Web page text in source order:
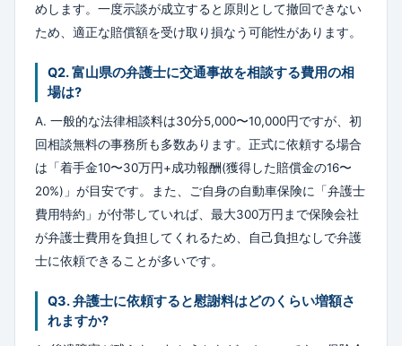
めします。一度示談が成立すると原則として撤回できない
ため、適正な賠償額を受け取り損なう可能性があります。
Q2. 富山県の弁護士に交通事故を相談する費用の相
場は?
A. 一般的な法律相談料は30分5,000〜10,000円ですが、初
回相談無料の事務所も多数あります。正式に依頼する場合
は「着手金10〜30万円+成功報酬(獲得した賠償金の16〜
20%)」が目安です。また、ご自身の自動車保険に「弁護士
費用特約」が付帯していれば、最大300万円まで保険会社
が弁護士費用を負担してくれるため、自己負担なしで弁護
士に依頼できることが多いです。
Q3. 弁護士に依頼すると慰謝料はどのくらい増額さ
れますか?